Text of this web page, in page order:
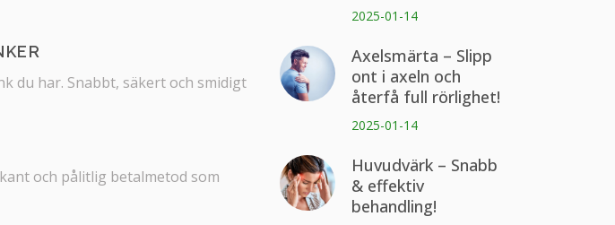
du har. Snabbt, säkert och smidigt
och pålitlig betalmetod som
2025-01-14
Axelsmärta – Slipp
ont i axeln och
återfå full rörlighet!
2025-01-14
Huvudvärk – Snabb
& effektiv
behandling!